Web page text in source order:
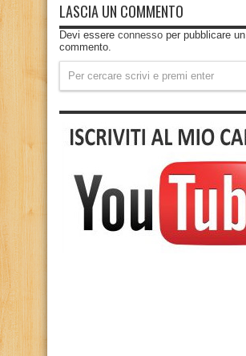
LASCIA UN COMMENTO
Devi essere connesso per pubblicare un
commento.